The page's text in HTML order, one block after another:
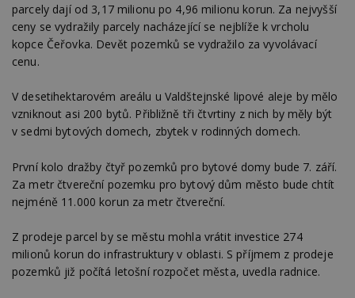
parcely dají od 3,17 milionu po 4,96 milionu korun. Za nejvyšší
ceny se vydražily parcely nacházející se nejblíže k vrcholu
kopce Čeřovka. Devět pozemků se vydražilo za vyvolávací
cenu.
V desetihektarovém areálu u Valdštejnské lipové aleje by mělo
vzniknout asi 200 bytů. Přibližně tři čtvrtiny z nich by měly být
v sedmi bytových domech, zbytek v rodinných domech.
První kolo dražby čtyř pozemků pro bytové domy bude 7. září.
Za metr čtvereční pozemku pro bytový dům město bude chtít
nejméně 11.000 korun za metr čtvereční.
Z prodeje parcel by se městu mohla vrátit investice 274
milionů korun do infrastruktury v oblasti. S příjmem z prodeje
pozemků již počítá letošní rozpočet města, uvedla radnice.